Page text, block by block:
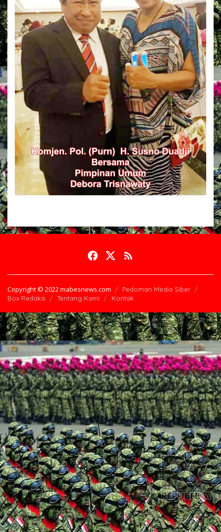
Copyright © 2022 mabesnews.com
Pedoman Media Siber
Box Redaksi
Tentang Kami Kontak